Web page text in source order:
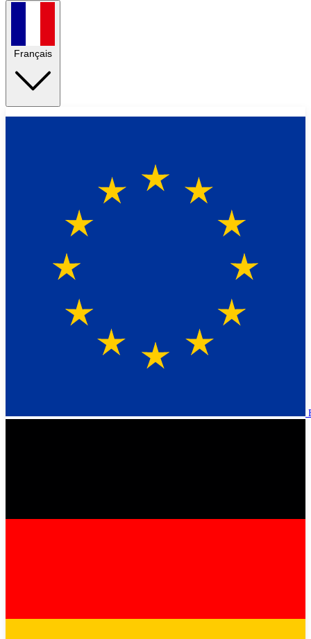
Français